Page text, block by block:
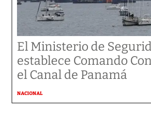
El Ministerio de
establece Comando
el Canal de Panamá
NACIONAL